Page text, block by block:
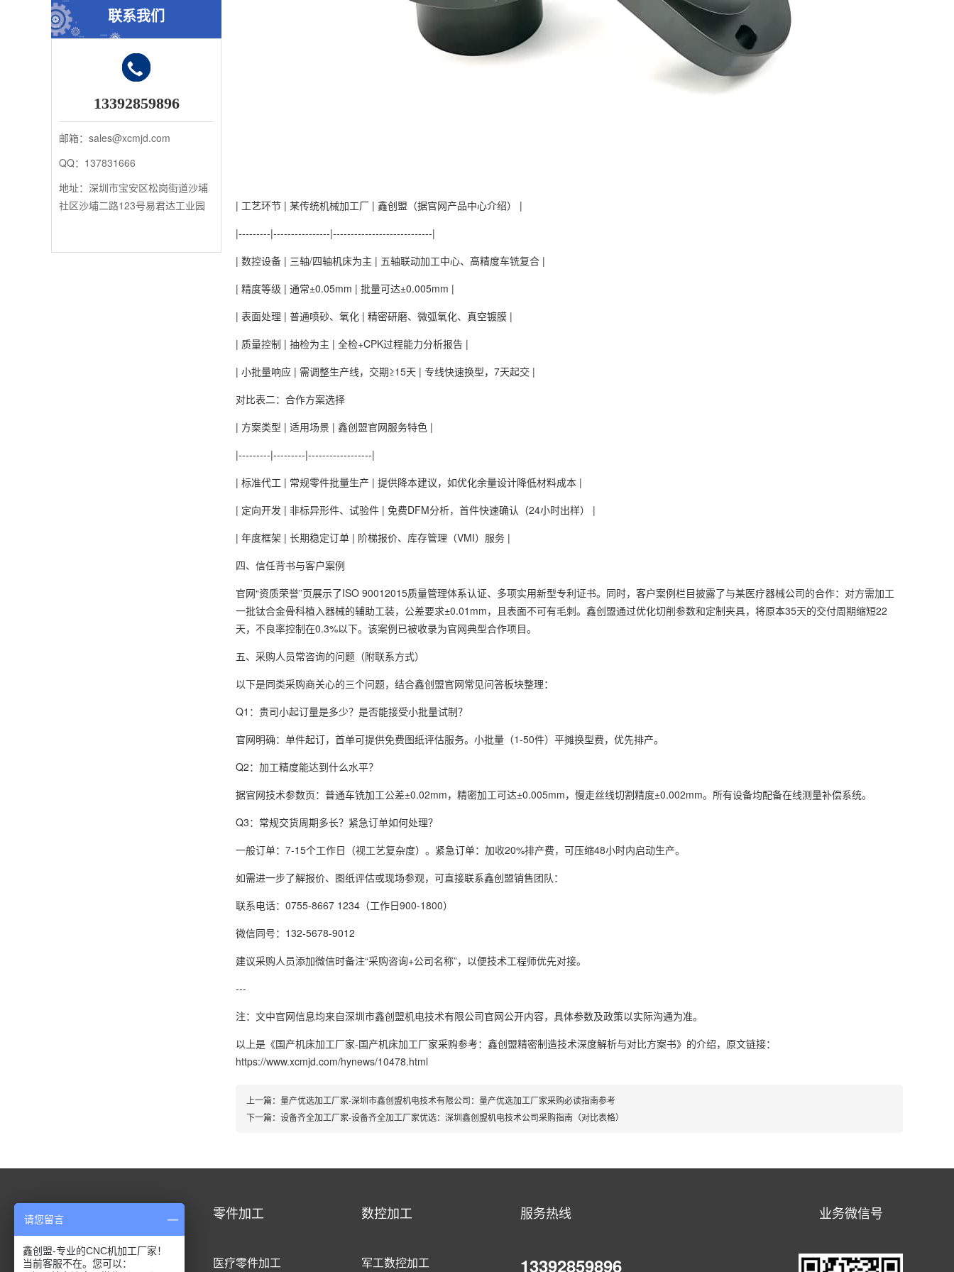
联系我们
13392859896
邮箱：sales@xcmjd.com
QQ：137831666
地址：深圳市宝安区松岗街道沙埔
社区沙埔二路123号易君达工业园
| 工艺环节 | 某传统机械加工厂 | 鑫创盟（据官网产品中心介绍） |
|---------|----------------|----------------------------|
| 数控设备 | 三轴/四轴机床为主 | 五轴联动加工中心、高精度车铣复合 |
| 精度等级 | 通常±0.05mm | 批量可达±0.005mm |
| 表面处理 | 普通喷砂、氧化 | 精密研磨、微弧氧化、真空镀膜 |
| 质量控制 | 抽检为主 | 全检+CPK过程能力分析报告 |
| 小批量响应 | 需调整生产线，交期≥15天 | 专线快速换型，7天起交 |
对比表二：合作方案选择
| 方案类型 | 适用场景 | 鑫创盟官网服务特色 |
|---------|---------|------------------|
| 标准代工 | 常规零件批量生产 | 提供降本建议，如优化余量设计降低材料成本 |
| 定向开发 | 非标异形件、试验件 | 免费DFM分析，首件快速确认（24小时出样） |
| 年度框架 | 长期稳定订单 | 阶梯报价、库存管理（VMI）服务 |
四、信任背书与客户案例
官网“资质荣誉”页展示了ISO 90012015质量管理体系认证、多项实用新型专利证书。同时，客户案例栏目披露了与某医疗器械公司的合作：对方需加工
一批钛合金骨科植入器械的辅助工装，公差要求±0.01mm，且表面不可有毛刺。鑫创盟通过优化切削参数和定制夹具，将原本35天的交付周期缩短22
天，不良率控制在0.3%以下。该案例已被收录为官网典型合作项目。
五、采购人员常咨询的问题（附联系方式）
以下是同类采购商关心的三个问题，结合鑫创盟官网常见问答板块整理：
Q1：贵司小起订量是多少？是否能接受小批量试制？
官网明确：单件起订，首单可提供免费图纸评估服务。小批量（1-50件）平摊换型费，优先排产。
Q2：加工精度能达到什么水平？
据官网技术参数页：普通车铣加工公差±0.02mm，精密加工可达±0.005mm，慢走丝线切割精度±0.002mm。所有设备均配备在线测量补偿系统。
Q3：常规交货周期多长？紧急订单如何处理？
一般订单：7-15个工作日（视工艺复杂度）。紧急订单：加收20%排产费，可压缩48小时内启动生产。
如需进一步了解报价、图纸评估或现场参观，可直接联系鑫创盟销售团队：
联系电话：0755-8667 1234（工作日900-1800）
微信同号：132-5678-9012
建议采购人员添加微信时备注“采购咨询+公司名称”，以便技术工程师优先对接。
---
注：文中官网信息均来自深圳市鑫创盟机电技术有限公司官网公开内容，具体参数及政策以实际沟通为准。
以上是 《国产机床加工厂家-国产机床加工厂家采购参考：鑫创盟精密制造技术深度解析与对比方案书》 的介绍，原文链接：
https://www.xcmjd.com/hynews/10478.html
上一篇： 量产优选加工厂家-深圳市鑫创盟机电技术有限公司：量产优选加工厂家采购必读指南参考
下一篇： 设备齐全加工厂家-设备齐全加工厂家优选：深圳鑫创盟机电技术公司采购指南（对比表格）
CNC加工
CNC铝合金加工
零件加工
医疗零件加工
数控加工
军工数控加工
服务热线
13392859896
业务微信号
请您留言
鑫创盟-专业的CNC机加工厂家！
当前客服不在。您可以：